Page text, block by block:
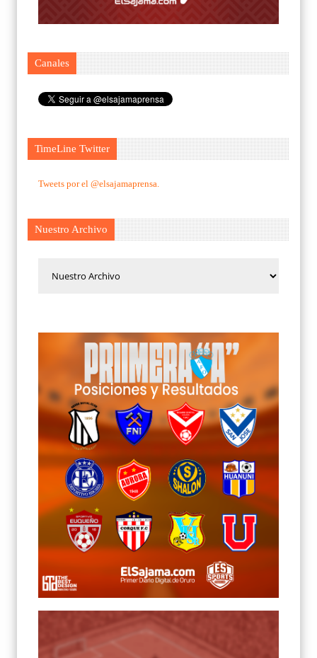
Canales
TimeLine Twitter
Tweets por el @elsajamaprensa.
Nuestro Archivo